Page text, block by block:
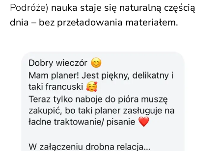
Podróże) nauka staje się naturalną częścią
dnia – bez przeładowania materiałem.